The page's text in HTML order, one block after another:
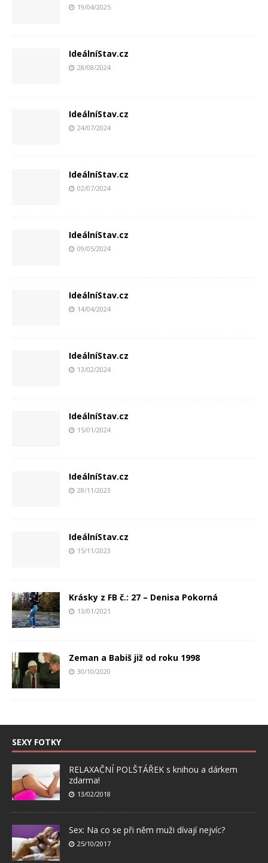
19/04/2025
IdeálníStav.cz
28/08/2024
IdeálníStav.cz
24/07/2024
IdeálníStav.cz
02/07/2024
IdeálníStav.cz
09/05/2024
IdeálníStav.cz
14/04/2024
IdeálníStav.cz
13/02/2024
IdeálníStav.cz
15/01/2024
IdeálníStav.cz
28/11/2023
IdeálníStav.cz
15/11/2023
Krásky z FB č.: 27 – Denisa Pokorná
13/01/2021
Zeman a Babiš již od roku 1998
30/10/2020
SEXY FOTKY
RELAXAČNÍ POLŠTÁŘEK s knihou a dárkem
zdarma!
13/02/2018
Sex: Na co se při něm muži dívají nejvíc?
25/10/2017